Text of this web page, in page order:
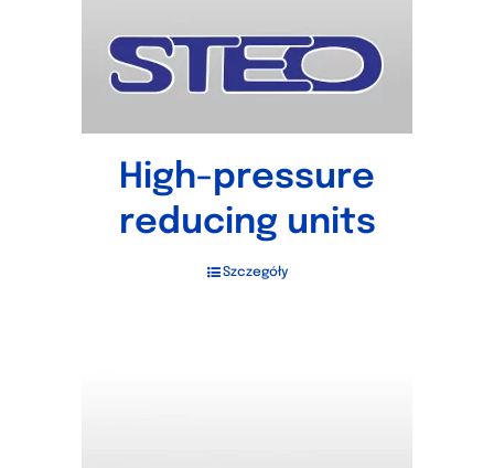
High-pressure
reducing units
Szczegóły